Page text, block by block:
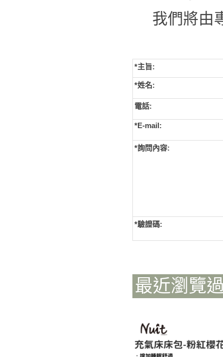
我們將由
*主旨:
*姓名:
電話:
*E-mail:
*詢問內容:
*驗證碼:
最近瀏覽